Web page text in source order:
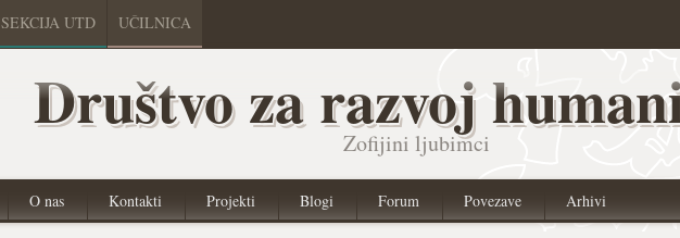
SEKCIJA UTD UČILNICA
Društvo za razvoj
Zofijini ljubimci
O nas Kontakti Projekti Blogi Forum Povezave Arhivi